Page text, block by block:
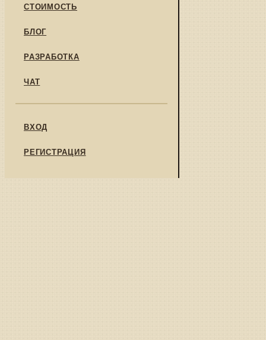
СТОИМОСТЬ
БЛОГ
РАЗРАБОТКА
ЧАТ
ВХОД
РЕГИСТРАЦИЯ